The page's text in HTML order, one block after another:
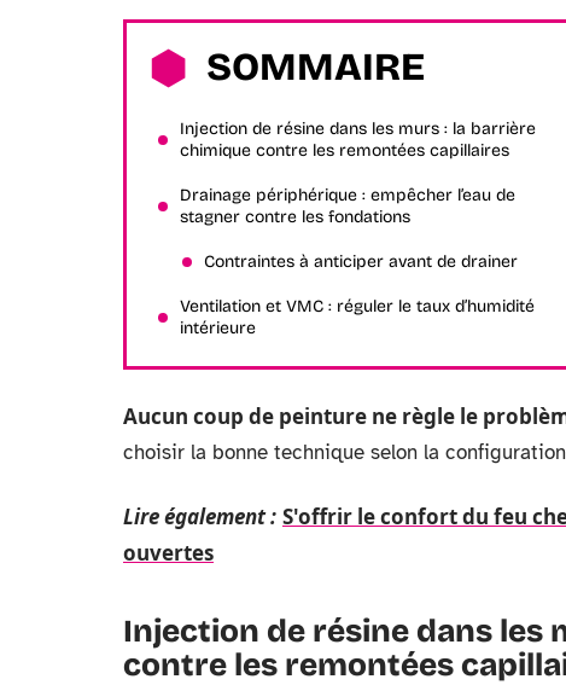
SOMMAIRE
Injection de résine dans les murs : la barrière
chimique contre les remontées capillaires
Drainage périphérique : empêcher l’eau de
stagner contre les fondations
Contraintes à anticiper avant de drainer
Ventilation et VMC : réguler le taux d’humidité
intérieure
Aucun coup de peinture ne règle le
choisir la bonne technique selon la
Lire également : S'offrir le confort du feu
ouvertes
Injection de résine dans les
contre les remontées